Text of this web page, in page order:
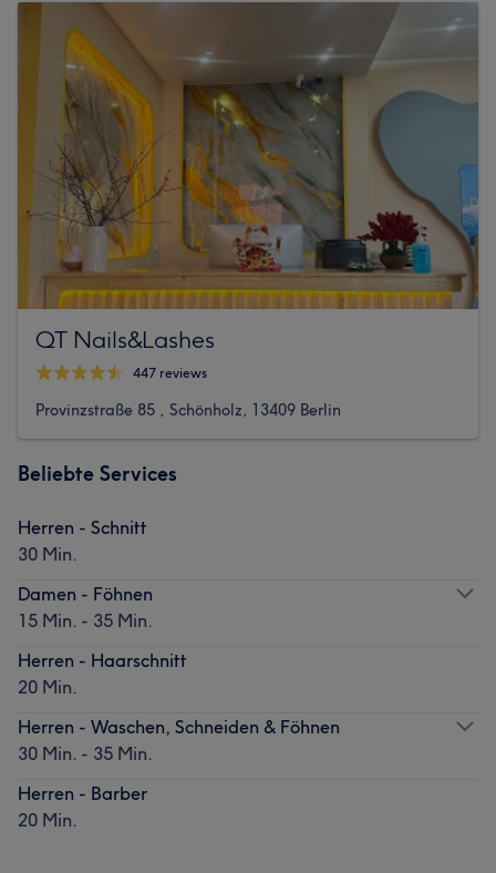
QT Nails&Lashes
447 reviews
Provinzstraße 85 , Schönholz, 13409 Berlin
Beliebte Services
Herren - Schnitt
30 Min.
Damen - Föhnen
15 Min. - 35 Min.
Herren - Haarschnitt
20 Min.
Herren - Waschen, Schneiden & Föhnen
30 Min. - 35 Min.
Herren - Barber
20 Min.